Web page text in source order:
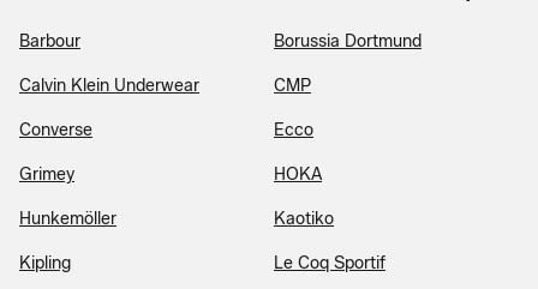
Barbour Borussia Dortmund
Calvin Klein Underwear CMP
Converse Ecco
Grimey HOKA
Hunkemöller Kaotiko
Kipling Le Coq Sportif